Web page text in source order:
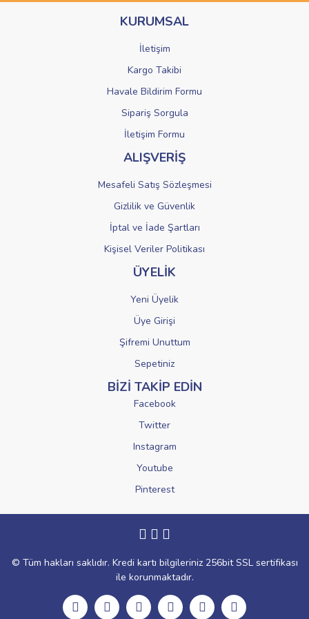
Ürün fiyatı diğer sitelerden daha pahalı.
Gönder
KURUMSAL
İletişim
Kargo Takibi
Havale Bildirim Formu
Sipariş Sorgula
İletişim Formu
ALIŞVERİŞ
Mesafeli Satış Sözleşmesi
Gizlilik ve Güvenlik
İptal ve İade Şartları
Kişisel Veriler Politikası
ÜYELİK
Yeni Üyelik
Üye Girişi
Şifremi Unuttum
Sepetiniz
BİZİ TAKİP EDİN
Facebook
Twitter
Instagram
Youtube
Pinterest
© Tüm hakları saklıdır. Kredi kartı bilgileriniz 256bit SSL sertifikası
ile korunmaktadır.